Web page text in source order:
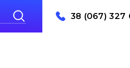
38 (067) 327